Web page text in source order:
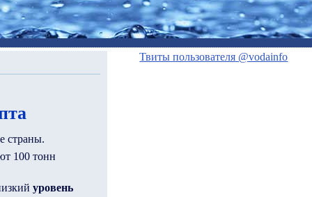
страны.
100 тонн
уровень
Твиты пользователя @vodainfo